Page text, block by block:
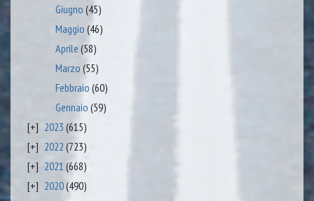
Giugno (45)
Maggio (46)
Aprile (58)
Marzo (55)
Febbraio (60)
Gennaio (59)
2023 (615)
2022 (723)
2021 (668)
2020(490)